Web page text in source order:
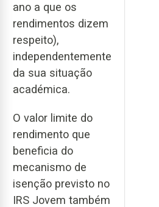
ano a que os
rendimentos dizem
respeito),
independentemente
da sua situação
académica.
O valor limite do
rendimento que
beneficia do
mecanismo de
isenção previsto no
IRS Jovem também